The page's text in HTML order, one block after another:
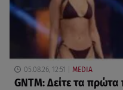
05.08.26, 12:51 MEDIA
GNTM: Δείτε τα